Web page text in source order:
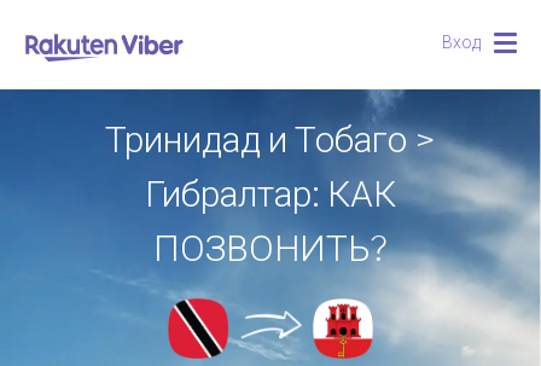
Вход
Тринидад и Тобаго >
Гибралтар: КАК
ПОЗВОНИТЬ?